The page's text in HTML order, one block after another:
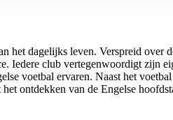
het dagelijks leven. Verspreid
Iedere club vertegenwoordigt zijn
voetbal ervaren. Naast het
ontdekken van de Engelse